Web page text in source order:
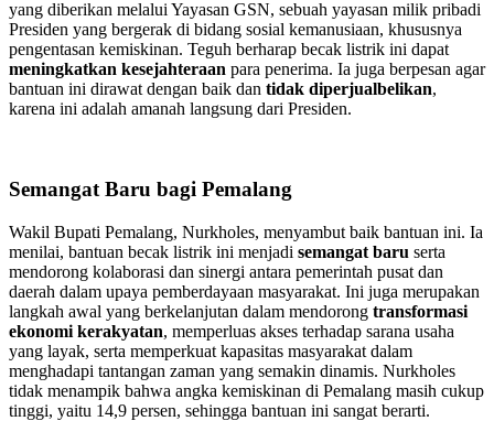
yang diberikan melalui Yayasan GSN, sebuah yayasan milik pribadi
Presiden yang bergerak di bidang sosial kemanusiaan, khususnya
pengentasan kemiskinan. Teguh berharap becak listrik ini dapat
meningkatkan kesejahteraan para penerima. Ia juga berpesan agar
bantuan ini dirawat dengan baik dan tidak diperjualbelikan,
karena ini adalah amanah langsung dari Presiden.
Semangat Baru bagi Pemalang
Wakil Bupati Pemalang, Nurkholes, menyambut baik bantuan ini. Ia
menilai, bantuan becak listrik ini menjadi semangat baru serta
mendorong kolaborasi dan sinergi antara pemerintah pusat dan
daerah dalam upaya pemberdayaan masyarakat. Ini juga merupakan
langkah awal yang berkelanjutan dalam mendorong transformasi
ekonomi kerakyatan, memperluas akses terhadap sarana usaha
yang layak, serta memperkuat kapasitas masyarakat dalam
menghadapi tantangan zaman yang semakin dinamis. Nurkholes
tidak menampik bahwa angka kemiskinan di Pemalang masih cukup
tinggi, yaitu 14,9 persen, sehingga bantuan ini sangat berarti.